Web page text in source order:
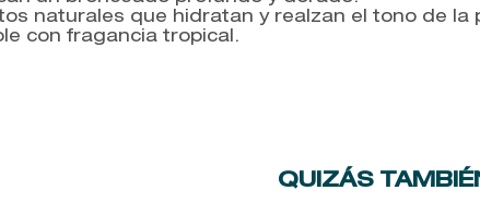
naturales que hidratan y realzan el tono de la
con fragancia tropical.
QUIZÁS